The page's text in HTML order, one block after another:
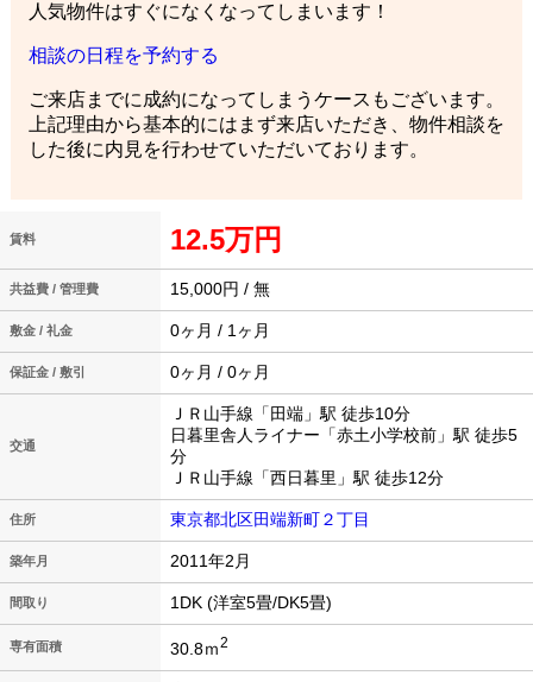
人気物件はすぐになくなってしまいます！
相談の日程を予約する
ご来店までに成約になってしまうケースもございます。
上記理由から基本的にはまず来店いただき、物件相談を
した後に内見を行わせていただいております。
賃料 12.5万円
共益費 / 管理費 15,000円 / 無
敷金 / 礼金 0ヶ月 / 1ヶ月
保証金 / 敷引 0ヶ月 / 0ヶ月
交通
ＪＲ山手線「田端」駅 徒歩10分
日暮里舎人ライナー「赤土小学校前」駅 徒歩5
分
ＪＲ山手線「西日暮里」駅 徒歩12分
住所 東京都北区田端新町２丁目
築年月 2011年2月
間取り 1DK (洋室5畳/DK5畳)
専有面積 30.8ｍ2